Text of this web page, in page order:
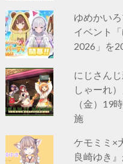
ゆめかい
イベント
2026」を
にじさん
しゃーれ
（金）19
施
ケモミミ×
良崎ゆき